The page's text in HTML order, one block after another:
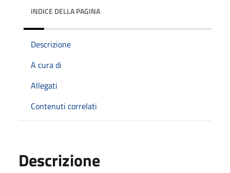
INDICE DELLA PAGINA
Descrizione
A cura di
Allegati
Contenuti correlati
Descrizione